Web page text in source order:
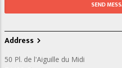
Address
50 Pl. de l'Aiguille du Midi